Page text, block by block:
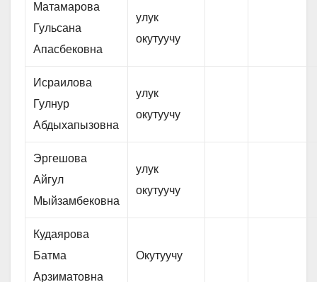
Матамарова
Гульсана
Апасбековна
улук
окутуучу
Исраилова
Гулнур
Абдыхапызовна
улук
окутуучу
Эргешова
Айгул
Мыйзамбековна
улук
окутуучу
Кудаярова
Батма
Арзиматовна
Окутуучу